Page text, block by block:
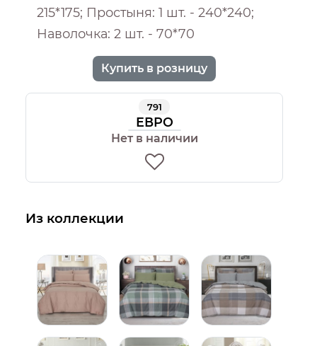
215*175; Простыня: 1 шт. - 240*240;
Наволочка: 2 шт. - 70*70
Купить в розницу
791
ЕВРО
Нет в наличии
Из коллекции